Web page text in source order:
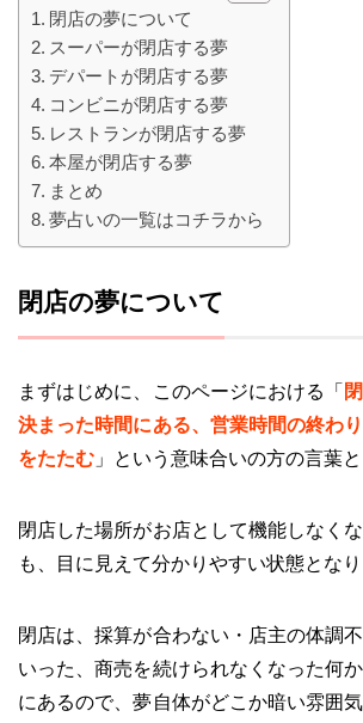
閉店の夢について
スーパーが閉店する夢
デパートが閉店する夢
コンビニが閉店する夢
レストランが閉店する夢
本屋が閉店する夢
まとめ
夢占いの一覧はコチラから
閉店の夢について
まずはじめに、このページにおける「
決まった時間にある、営業時間の終わり
をたたむ 」という意味合いの方の言葉
閉店した場所がお店として機能しなく
も、目に見えて分かりやすい状態となり
閉店は、採算が合わない・店主の体調
いった、商売を続けられなくなった何
にあるので、夢自体がどこか暗い雰囲